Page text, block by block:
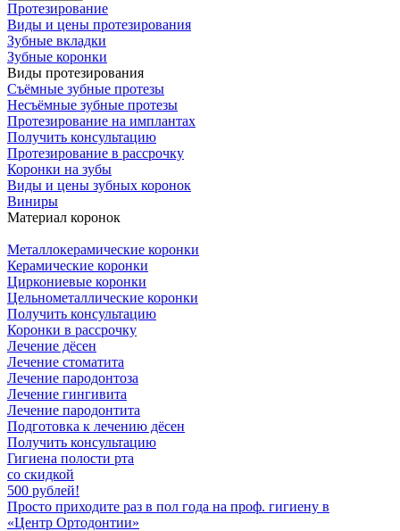
Протезирование
Виды и цены протезирования
Зубные вкладки
Зубные коронки
Виды протезирования
Съёмные зубные протезы
Несъёмные зубные протезы
Протезирование на имплантах
Получить консультацию
Протезирование в рассрочку
Коронки на зубы
Виды и цены зубных коронок
Виниры
Материал коронок
Металлокерамические коронки
Керамические коронки
Циркониевые коронки
Цельнометаллические коронки
Получить консультацию
Коронки в рассрочку
Лечение дёсен
Лечение стоматита
Лечение пародонтоза
Лечение гингивита
Лечение пародонтита
Подготовка к лечению дёсен
Получить консультацию
Гигиена полости рта
со скидкой
500 рублей!
Просто приходите раз в пол года на проф. гигиену в
«Центр Ортодонтии»